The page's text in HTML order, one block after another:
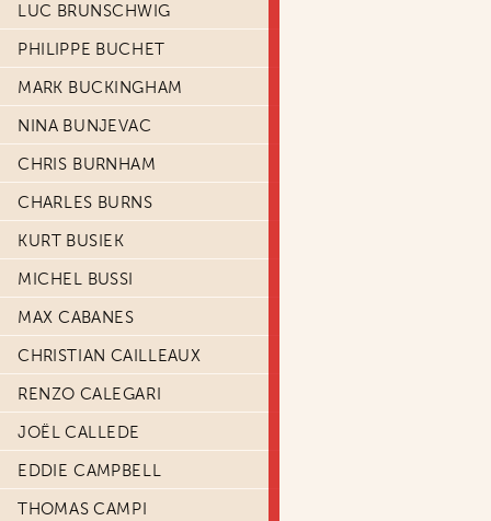
LUC BRUNSCHWIG
PHILIPPE BUCHET
MARK BUCKINGHAM
NINA BUNJEVAC
CHRIS BURNHAM
CHARLES BURNS
KURT BUSIEK
MICHEL BUSSI
MAX CABANES
CHRISTIAN CAILLEAUX
RENZO CALEGARI
JOËL CALLEDE
EDDIE CAMPBELL
THOMAS CAMPI